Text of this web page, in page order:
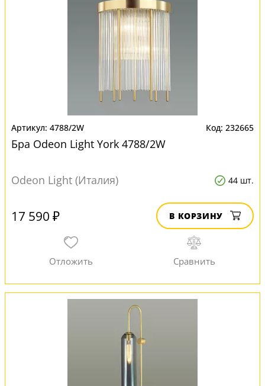
4788/2W 232665
Бра Odeon Light York 4788/2W
Odeon Light (Италия) 44 шт.
17 590 ₽ В КОРЗИНУ